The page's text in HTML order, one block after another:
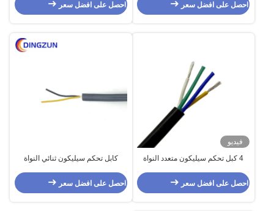
احصل على افضل سعر
احصل على افضل سعر
فيديو
4 كبل تحكم سيليكون متعدد النواة
احصل على افضل سعر
كابل تحكم سيليكون ثنائي النواة
احصل على افضل سعر